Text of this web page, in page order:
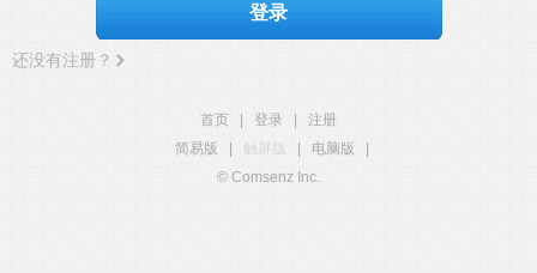
登录
还没有注册？
首页 登录
注册
简易版
触屏版 电脑版
© Comsenz Inc.